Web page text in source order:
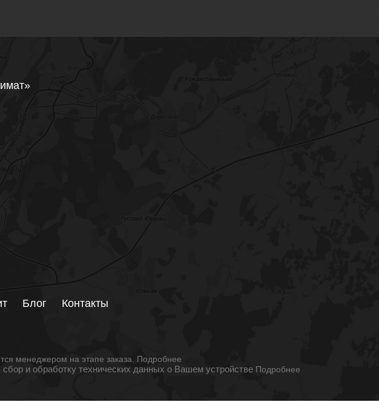
Блог Контакты
менеджером на этапе заказа. Подробнее
и обработку технических данных о Вашем устройстве Подробнее